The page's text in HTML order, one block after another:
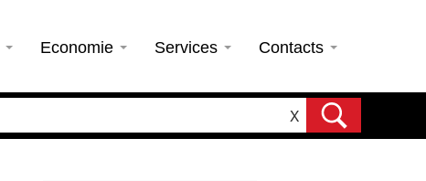
Economie Services Contacts
X